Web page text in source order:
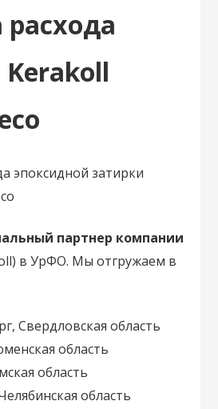
партнер компании
в УрФО. Мы отгружаем в
Свердловская область
область
область
область